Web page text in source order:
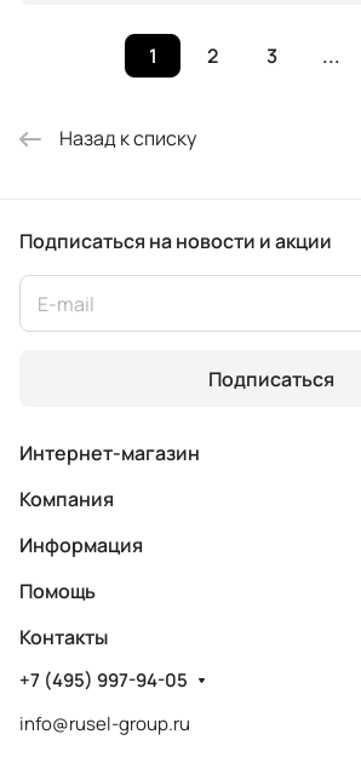
1 2 3 ...
Назад к списку
Подписаться на новости и акции
Подписаться
Интернет-магазин
Компания
Информация
Помощь
Контакты
+7 (495) 997-94-05
info@rusel-group.ru